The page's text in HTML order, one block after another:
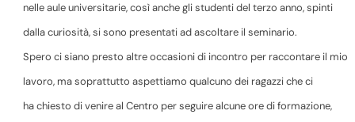
nelle aule universitarie, così anche gli studenti del terzo anno, spinti
dalla curiosità, si sono presentati ad ascoltare il seminario.
Spero ci siano presto altre occasioni di incontro per raccontare il mio
lavoro, ma soprattutto aspettiamo qualcuno dei ragazzi che ci
ha chiesto di venire al Centro per seguire alcune ore di formazione,